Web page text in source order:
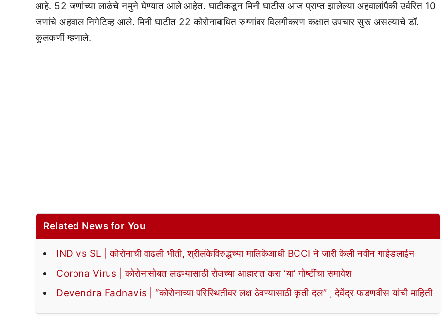
आहे. 52 जणांच्या लाळेचे नमुने घेण्यात आले आहेत. घाटीकडून मिनी घाटीस आज प्राप्त झालेल्या अहवालांपैकी उर्वरित 10
जणांचे अहवाल निगेटिव्ह आले. मिनी घाटीत 22 कोरोनाबाधित रुग्णांवर विलगीकरण कक्षात उपचार सुरू असल्याचे डॉ.
कुलकर्णी म्हणाले.
Related News for You
IND vs SL | कोरोनाची वाढली भीती, श्रीलंकेविरुद्धच्या मालिकेआधी BCCI ने जारी केली नवीन गाईडलाईन
Corona Virus | कोरोनासोबत लढण्यासाठी रोजच्या आहारात करा ‘या’ गोष्टींचा समावेश
Devendra Fadnavis | “कोरोनाच्या परिस्थितीवर लक्ष ठेवण्यासाठी कृती दल” ; देवेंद्र फडणवीस यांची माहिती